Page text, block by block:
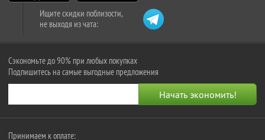
Ищите скидки поблизости,
не выходя из чата:
Сэкономьте до 90% при любых покупках
Подпишитесь на самые выгодные предложения
Принимаем к оплате: